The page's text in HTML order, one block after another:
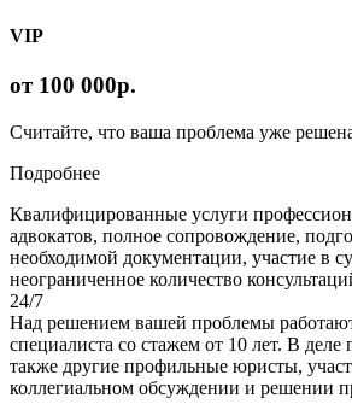
VIP
от 100 000р.
Считайте, что ваша проблема уже
Подробнее
Квалифицированные услуги
адвокатов, полное сопровождение,
необходимой документации, участие в
неограниченное количество
24/7
Над решением вашей проблемы
специалиста со стажем от 10 лет. В
также другие профильные юристы,
коллегиальном обсуждении и решении